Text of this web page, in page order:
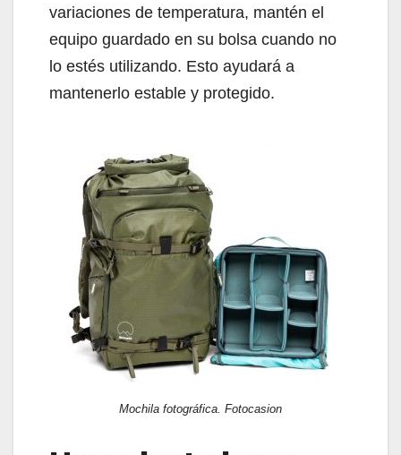
variaciones de temperatura, mantén el
equipo guardado en su bolsa cuando no
lo estés utilizando. Esto ayudará a
mantenerlo estable y protegido.
Mochila fotográfica. Fotocasion